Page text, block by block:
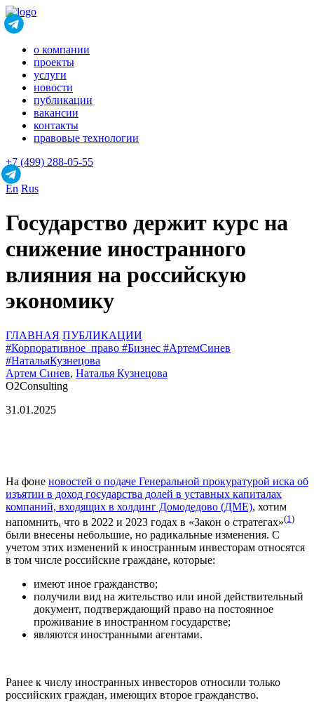
о компании
проекты
услуги
новости
публикации
вакансии
контакты
правовые технологии
+7 (499) 288-05-55
En Rus
Государство держит курс на
снижение иностранного
влияния на российскую
экономику
ГЛАВНАЯ ПУБЛИКАЦИИ
#Корпоративное_право #Бизнес #АртемСинев
#НатальяКузнецова
Артем Синев, Наталья Кузнецова
O2Consulting
31.01.2025
На фоне новостей о подаче Генеральной прокуратурой иска об
изъятии в доход государства долей в уставных капиталах
компаний, входящих в холдинг Домодедово (ДМЕ), хотим
напомнить, что в 2022 и 2023 годах в «Закон о стратегах»(1 )
были внесены небольшие, но радикальные изменения. С
учетом этих изменений к иностранным инвесторам относятся
в том числе российские граждане, которые:
имеют иное гражданство;
получили вид на жительство или иной действительный
документ, подтверждающий право на постоянное
проживание в иностранном государстве;
являются иностранными агентами.
Ранее к числу иностранных инвесторов относили только
российских граждан, имеющих второе гражданство.